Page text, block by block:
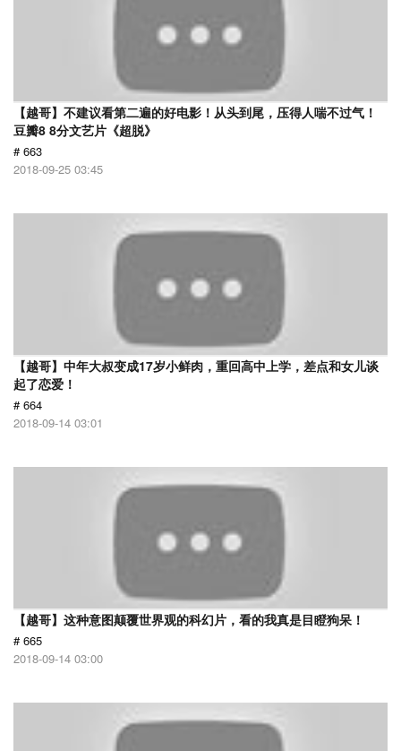
【越哥】不建议看第二遍的好电影！从头到尾，压得人喘不过气！
豆瓣8 8分文艺片《超脱》
# 663
2018-09-25 03:45
【越哥】中年大叔变成17岁小鲜肉，重回高中上学，差点和女儿谈
起了恋爱！
# 664
2018-09-14 03:01
【越哥】这种意图颠覆世界观的科幻片，看的我真是目瞪狗呆！
# 665
2018-09-14 03:00